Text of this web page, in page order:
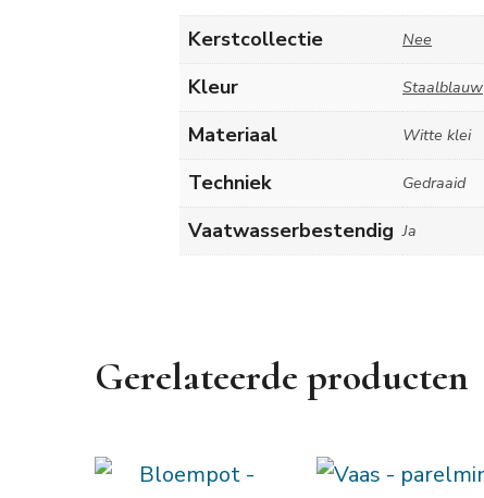
Kerstcollectie Nee
Kleur Staalblauw
Materiaal Witte klei
Techniek Gedraaid
Vaatwasserbestendig Ja
Gerelateerde producten